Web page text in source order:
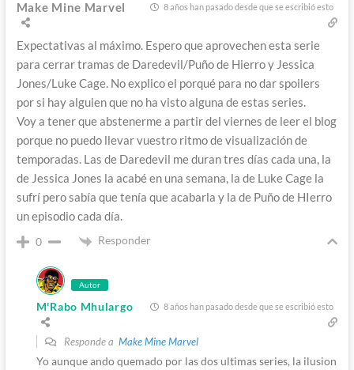
Make Mine Marvel 8 años han pasado desde que se escribió esto
Expectativas al máximo. Espero que aprovechen esta serie
para cerrar tramas de Daredevil/Puño de Hierro y Jessica
Jones/Luke Cage. No explico el porqué para no dar spoilers
por si hay alguien que no ha visto alguna de estas series.
Voy a tener que abstenerme a partir del viernes de leer el blog
porque no puedo llevar vuestro ritmo de visualización de
temporadas. Las de Daredevil me duran tres días cada una, la
de Jessica Jones la acabé en una semana, la de Luke Cage la
sufrí pero sabía que tenía que acabarla y la de Puño de HIerro
un episodio cada día.
0 Responder
Autor
M'Rabo Mhulargo 8 años han pasado desde que se escribió esto
Responde a Make Mine Marvel
Yo aunque ando quemado por las dos ultimas series, la ilusion